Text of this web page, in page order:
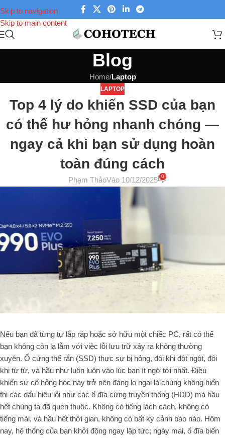
Skip to navigation
Skip to main content
Blog
Home/Laptop
LAPTOP
Top 4 lý do khiến SSD của bạn
có thể hư hỏng nhanh chóng —
ngay cả khi bạn sử dụng hoàn
toàn đúng cách
Phạm ThảoVào 10/12/2025 0
Nếu bạn đã từng tự lắp ráp hoặc sở hữu một chiếc PC, rất có thể
bạn không còn lạ lẫm với việc lỗi lưu trữ xảy ra không thường
xuyên. Ổ cứng thể rắn (SSD) thực sự bị hỏng, đôi khi đột ngột, đôi
khi từ từ, và hầu như luôn luôn vào lúc bạn ít ngờ tới nhất. Điều
khiến sự cố hỏng hóc này trở nên đáng lo ngại là chúng không hiển
thị các dấu hiệu lỗi như các ổ đĩa cứng truyền thống (HDD) mà hầu
hết chúng ta đã quen thuộc. Không có tiếng lách cách, không có
tiếng mài, và hầu hết thời gian, không có bất kỳ cảnh báo nào. Hôm
nay, hệ thống của bạn khởi động ngay lập tức; ngày mai, ổ đĩa biến